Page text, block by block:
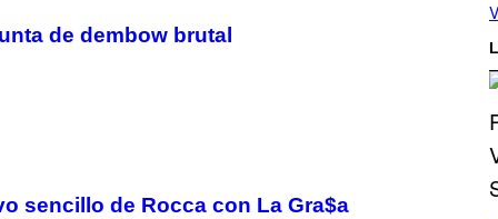
de dembow brutal
sencillo de Rocca con La Gra$a